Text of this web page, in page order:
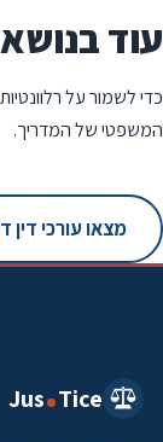
עוד בנושא
כדי לשמור על
המשפטי של המדריך.
מצאו עורכי דין
Jus Tice